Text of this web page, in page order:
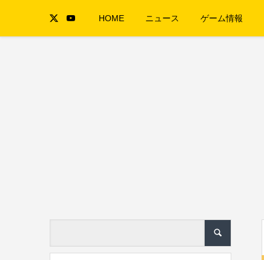
HOME ニュース ゲーム情報